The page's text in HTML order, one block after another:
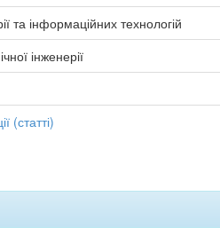
та інформаційних технологій
інженерії
(статті)